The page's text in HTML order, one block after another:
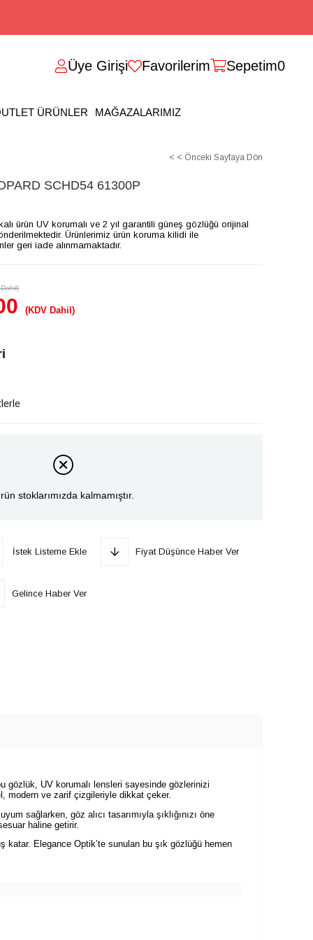
Üye Girişi Favorilerim Sepetim0
ÜRÜNLER MAĞAZALARIMIZ
< < Önceki Sayfaya Dön
SCHD54 61300P
ürün UV korumalı ve 2 yıl garantili güneş gözlüğü orijinal
Ürünlerimiz ürün koruma kilidi ile
geri iade alınmamaktadır.
(KDV Dahil)
stoklarımızda kalmamıştır.
İstek Listeme Ekle Fiyat Düşünce Haber Ver
Gelince Haber Ver
gözlük, UV korumalı lensleri sayesinde gözlerinizi
modern ve zarif çizgileriyle dikkat çeker.
sağlarken, göz alıcı tasarımıyla şıklığınızı öne
haline getirir.
katar. Elegance Optik’te sunulan bu şık gözlüğü hemen